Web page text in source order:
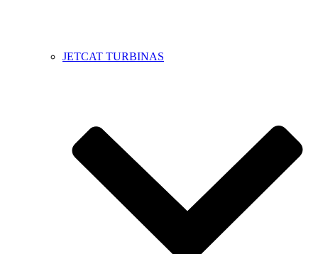
JETCAT TURBINAS